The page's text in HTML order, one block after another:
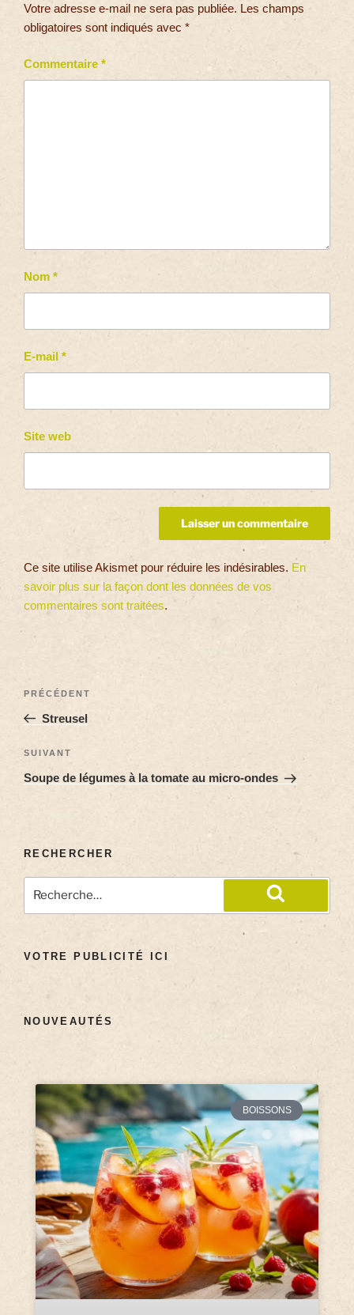
Votre adresse e-mail ne sera pas publiée. Les champs
obligatoires sont indiqués avec *
Commentaire *
Nom *
E-mail *
Site web
Ce site utilise Akismet pour réduire les indésirables. En
savoir plus sur la façon dont les données de vos
commentaires sont traitées.
PRÉCÉDENT
Streusel
SUIVANT
Soupe de légumes à la tomate au micro-ondes
RECHERCHER
VOTRE PUBLICITÉ ICI
NOUVEAUTÉS
BOISSONS